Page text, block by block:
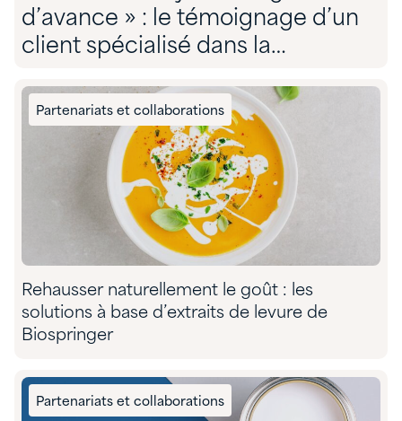
d’avance » : le témoignage d’un
client spécialisé dans la
son partenariat avec Quadra »
Partenariats et collaborations
Rehausser naturellement le goût : les
solutions à base d’extraits de levure de
Biospringer
Partenariats et collaborations